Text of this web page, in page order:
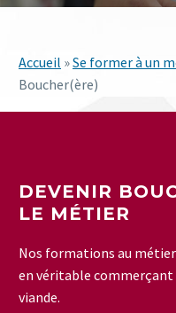
Accueil »Se former à un
Boucher(ère)
DEVENIR
LE MÉTIER
Nos formations au
en véritable
viande.